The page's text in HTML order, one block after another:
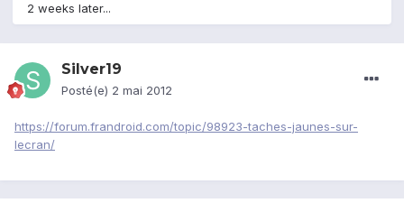
2 weeks later...
Silver19
Posté(e) 2 mai 2012
https://forum.frandroid.com/topic/98923-taches-jaunes-sur-
lecran/